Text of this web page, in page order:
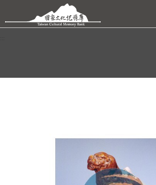
跳到主要內容區塊